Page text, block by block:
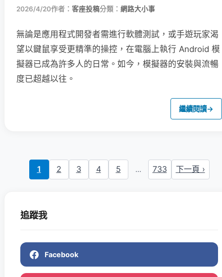
2026/4/20作者： 客座投稿分類： 網路大小事
無論是應用程式開發者需進行軟體測試，或手遊玩家渴
望以鍵鼠享受更精準的操控，在電腦上執行 Android 模
擬器已成為許多人的日常。如今，模擬器的安裝與流暢
度已超越以往。
繼續閱讀→
1 2 3 4 5 ... 733 下一頁 ›
追蹤我
Facebook